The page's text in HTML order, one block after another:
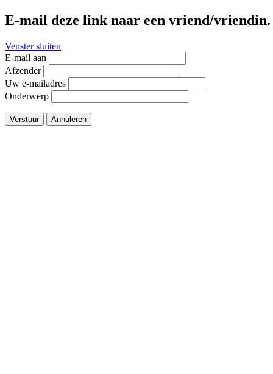
E-mail deze link naar een vriend/vriendin.
Venster sluiten
E-mail aan
Afzender
Uw e-mailadres
Onderwerp
Verstuur Annuleren